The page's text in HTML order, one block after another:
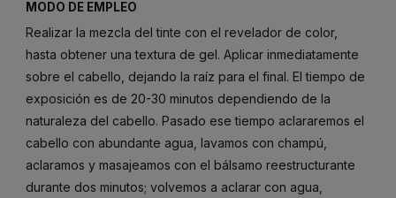
MODO DE EMPLEO
Realizar la mezcla del tinte con el revelador de color,
hasta obtener una textura de gel. Aplicar inmediatamente
sobre el cabello, dejando la raíz para el final. El tiempo de
exposición es de 20-30 minutos dependiendo de la
naturaleza del cabello. Pasado ese tiempo aclararemos el
cabello con abundante agua, lavamos con champú,
aclaramos y masajeamos con el bálsamo reestructurante
durante dos minutos; volvemos a aclarar con agua,